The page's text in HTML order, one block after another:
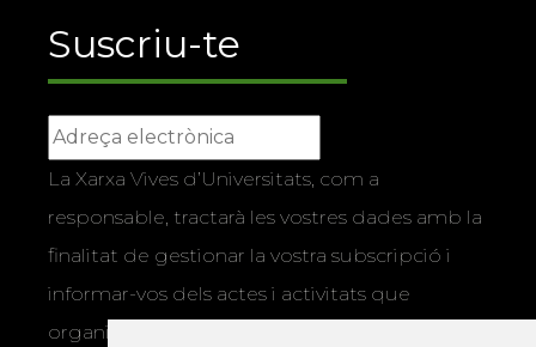
Suscriu-te
La Xarxa Vives d’Universitats, com a
responsable, tractarà les vostres dades amb la
finalitat de gestionar la vostra subscripció i
informar-vos dels actes i activitats que
organitza la Xarxa Vives. Podeu exercir els